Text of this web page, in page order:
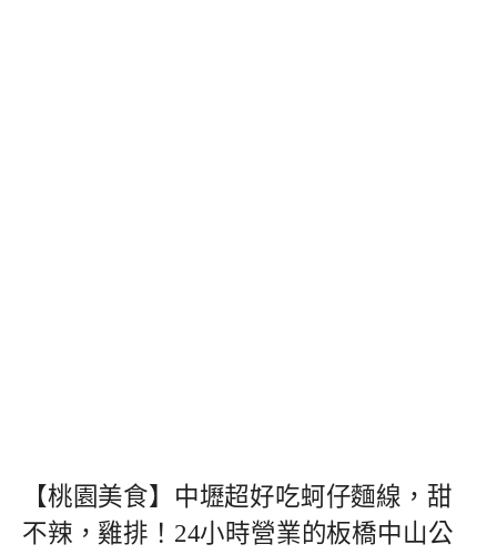
【桃園美食】中壢超好吃蚵仔麵線，甜
不辣，雞排！24小時營業的板橋中山公